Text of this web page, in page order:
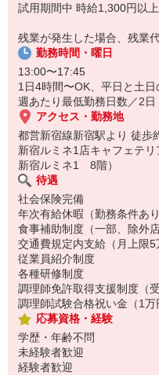
試用期間中 時給1,300円以
残業が発生した場合、残業
勤務時間・曜日
13:00〜17:45
1日4時間〜OK、平日と土日
週あたり最低勤務日数／2日
アクセス・勤務地
都営新宿線新宿駅より 徒歩
新宿ルミネ1店キャフェテ
新宿ルミネ1 8階）
待遇
社会保険完備
年次有給休暇（勤務条件あり
食事補助制度（一部、除外店
交通費規定内支給（月上限5
従業員紹介制度
各種研修制度
調理師免許取得支援制度（
調理師試験合格祝い金（1万
応募資格・経験
学歴・年齢不問
未経験者歓迎
経験者歓迎